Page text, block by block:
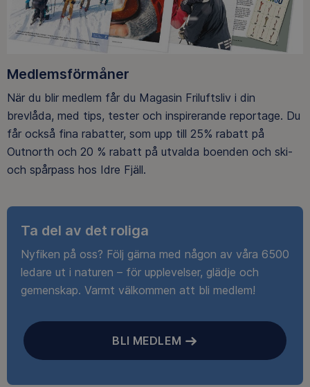
Medlemsförmåner
När du blir medlem får du Magasin Friluftsliv i din
brevlåda, med tips, tester och inspirerande reportage. Du
får också fina rabatter, som upp till 25% rabatt på
Outnorth och 20 % rabatt på utvalda boenden och ski-
och spårpass hos Idre Fjäll.
Ta del av det roliga
Nyfiken på oss? Följ gärna med någon av våra 6500
ledare ut i naturen – för upplevelser, glädje och
gemenskap. Varmt välkommen att bli medlem!
BLI MEDLEM